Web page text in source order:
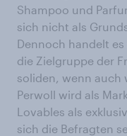
Shampoo und
sich nicht als
Dennoch handelt
die Zielgruppe der
soliden, wenn auch
Perwoll wird als
Lovables als
sich die Befragten